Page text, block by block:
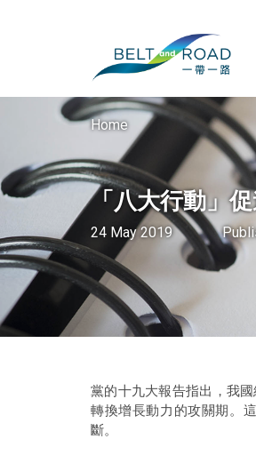
Home
「八大行動」
24 May 2019
黨的十九大報告指出，我
轉換增長動力的攻關期。
斷。